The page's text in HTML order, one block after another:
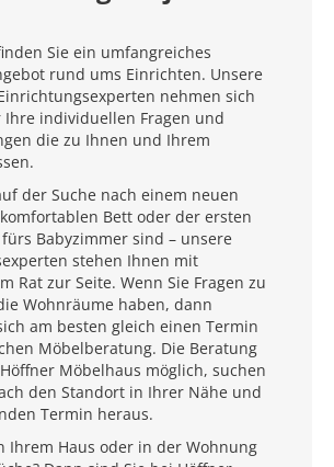
Sie ein umfangreiches
rund ums Einrichten. Unsere
nehmen sich
individuellen Fragen und
die zu Ihnen und Ihrem
der Suche nach einem neuen
Bett oder der ersten
Babyzimmer sind – unsere
stehen Ihnen mit
Rat zur Seite. Wenn Sie Fragen zu
Wohnräume haben, dann
am besten gleich einen Termin
Möbelberatung. Die Beratung
Möbelhaus möglich, suchen
den Standort in Ihrer Nähe und
Termin heraus.
Ihrem Haus oder in der Wohnung